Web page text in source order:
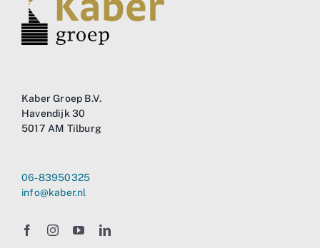
Kaber Groep B.V.
Havendijk 30
5017 AM Tilburg
06-83950325
info@kaber.nl